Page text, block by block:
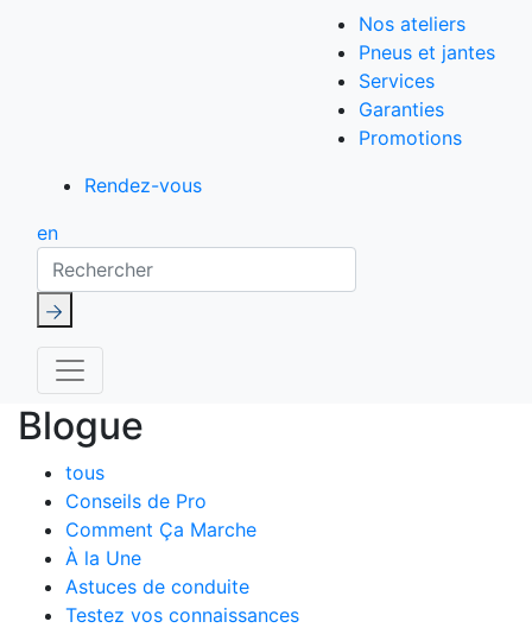
Nos ateliers
Pneus et jantes
Services
Garanties
Promotions
Rendez-vous
en
Rechercher
Blogue
tous
Conseils de Pro
Comment Ça Marche
À la Une
Astuces de conduite
Testez vos connaissances